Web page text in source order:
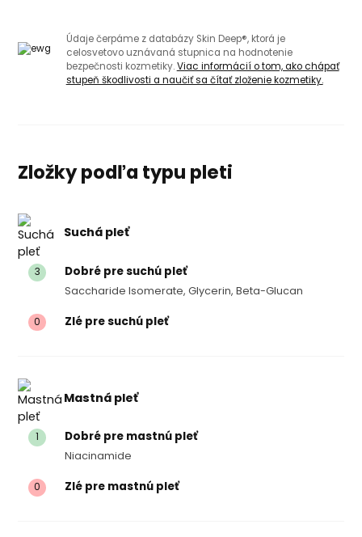
Údaje čerpáme z databázy Skin Deep®, ktorá je
celosvetovo uznávaná stupnica na hodnotenie
bezpečnosti kozmetiky.Viac informácií o tom, ako chápať
stupeň škodlivosti a naučiť sa čítať zloženie kozmetiky.
Zložky podľa typu pleti
Suchá pleť
3 Dobré pre suchú pleť
Saccharide Isomerate, Glycerin, Beta-Glucan
0 Zlé pre suchú pleť
Mastná pleť
1 Dobré pre mastnú pleť
Niacinamide
0 Zlé pre mastnú pleť